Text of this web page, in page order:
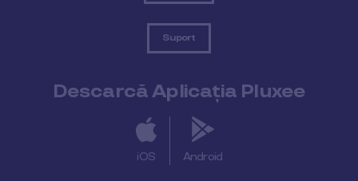
Suport
Descarcă Aplicația Pluxee
iOS Android